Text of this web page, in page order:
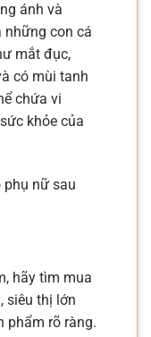
ánh và
những con cá
mắt đục,
có mùi tanh
chứa vi
khỏe của
hãy tìm mua
siêu thị lớn
phẩm rõ ràng.